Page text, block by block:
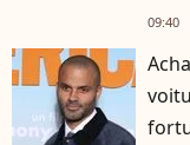
09:40